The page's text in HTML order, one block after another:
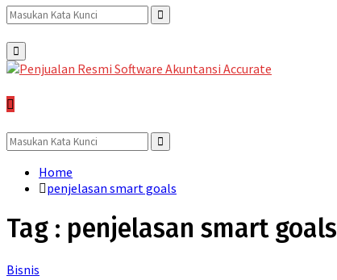
Search
for:
Search
Primary
Menu
Search
for:
Search
Home
penjelasan smart goals
Tag : penjelasan smart goals
Bisnis